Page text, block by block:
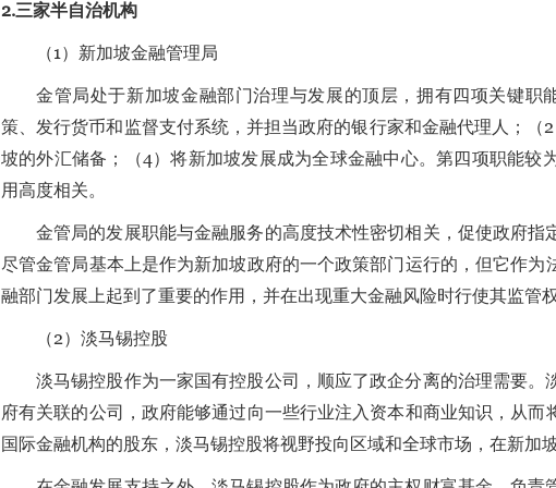
2.三家半自治机构
（1）新加坡金融管理局
金管局处于新加坡金融部门治理与发展的顶层，拥有四项关键职
策、发行货币和监督支付系统，并担当政府的银行家和金融代理人；
坡的外汇储备；（4）将新加坡发展成为全球金融中心。第四项职能较
用高度相关。
金管局的发展职能与金融服务的高度技术性密切相关，促使政府
尽管金管局基本上是作为新加坡政府的一个政策部门运行的，但它作
融部门发展上起到了重要的作用，并在出现重大金融风险时行使其监管
（2）淡马锡控股
淡马锡控股作为一家国有控股公司，顺应了政企分离的治理需要
府有关联的公司，政府能够通过向一些行业注入资本和商业知识，从
国际金融机构的股东，淡马锡控股将视野投向区域和全球市场，在新加